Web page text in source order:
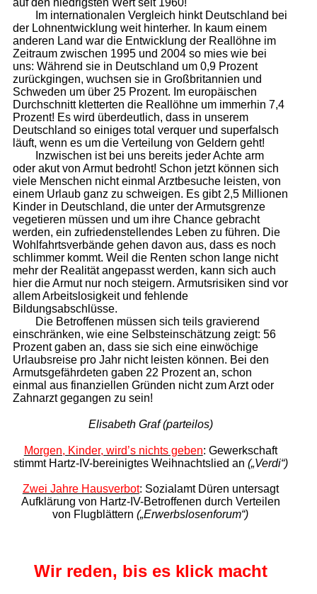
auf den niedrigsten Wert seit 1960!
Im internationalen Vergleich hinkt Deutschland bei
der Lohnentwicklung weit hinterher. In kaum einem
anderen Land war die Entwicklung der Reallöhne im
Zeitraum zwischen 1995 und 2004 so mies wie bei
uns: Während sie in Deutschland um 0,9 Prozent
zurückgingen, wuchsen sie in Großbritannien und
Schweden um über 25 Prozent. Im europäischen
Durchschnitt kletterten die Reallöhne um immerhin 7,4
Prozent! Es wird überdeutlich, dass in unserem
Deutschland so einiges total verquer und superfalsch
läuft, wenn es um die Verteilung von Geldern geht!
Inzwischen ist bei uns bereits jeder Achte arm
oder akut von Armut bedroht! Schon jetzt können sich
viele Menschen nicht einmal Arztbesuche leisten, von
einem Urlaub ganz zu schweigen. Es gibt 2,5 Millionen
Kinder in Deutschland, die unter der Armutsgrenze
vegetieren müssen und um ihre Chance gebracht
werden, ein zufriedenstellendes Leben zu führen. Die
Wohlfahrtsverbände gehen davon aus, dass es noch
schlimmer kommt. Weil die Renten schon lange nicht
mehr der Realität angepasst werden, kann sich auch
hier die Armut nur noch steigern. Armutsrisiken sind vor
allem Arbeitslosigkeit und fehlende
Bildungsabschlüsse.
Die Betroffenen müssen sich teils gravierend
einschränken, wie eine Selbsteinschätzung zeigt: 56
Prozent gaben an, dass sie sich eine einwöchige
Urlaubsreise pro Jahr nicht leisten können. Bei den
Armutsgefährdeten gaben 22 Prozent an, schon
einmal aus finanziellen Gründen nicht zum Arzt oder
Zahnarzt gegangen zu sein!
Elisabeth Graf (parteilos)
Morgen, Kinder, wird’s nichts geben: Gewerkschaft
stimmt Hartz-IV-bereinigtes Weihnachtslied an („Verdi“)
Zwei Jahre Hausverbot: Sozialamt Düren untersagt
Aufklärung von Hartz-IV-Betroffenen durch Verteilen
von Flugblättern(„Erwerbslosenforum“)
Wir reden, bis es klick macht